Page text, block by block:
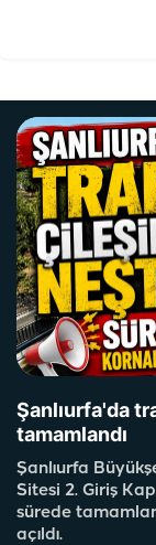
Şanlıurfa'da
tamamlandı
Şanlıurfa
Sitesi 2. Giriş
sürede
açıldı.